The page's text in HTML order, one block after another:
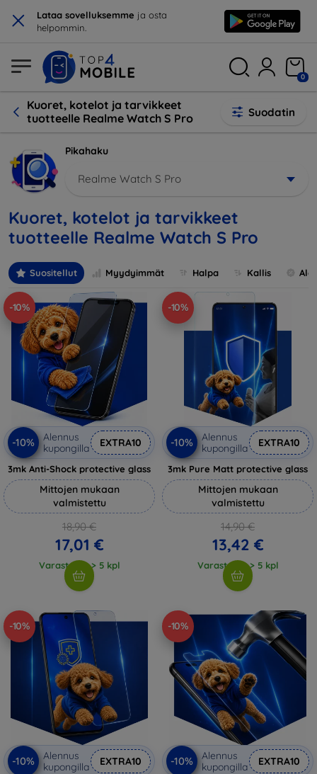
× Lataa sovelluksemme ja osta
helpommin.
0
Kuoret, kotelot ja tarvikkeet
tuotteelle Realme Watch S Pro
Suodatin
Pikahaku
Realme Watch S Pro
Kuoret, kotelot ja tarvikkeet
tuotteelle Realme Watch S Pro
Suositellut Myydyimmät Halpa Kallis
-10%
-10%
Alennus
kupongilla
EXTRA10
3mk Anti-Shock protective glass
Mittojen mukaan
valmistettu
18,90 €
17,01 €
Varastossa > 5 kpl
-10%
-10%
Alennus
kupongilla
EXTRA10
3mk Pure Matt protective glass
Mittojen mukaan
valmistettu
14,90 €
13,42 €
Varastossa > 5 kpl
-10%
-10%
Alennus
kupongilla
EXTRA10
-10%
-10%
Alennus
kupongilla
EXTRA10